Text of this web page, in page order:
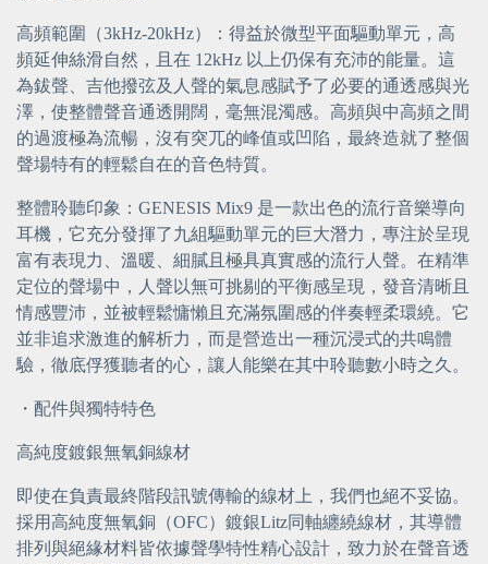
高頻範圍（3kHz-20kHz）：得益於微型平面驅動單元，高
頻延伸絲滑自然，且在 12kHz 以上仍保有充沛的能量。這
為鈸聲、吉他撥弦及人聲的氣息感賦予了必要的通透感與光
澤，使整體聲音通透開闊，毫無混濁感。高頻與中高頻之間
的過渡極為流暢，沒有突兀的峰值或凹陷，最終造就了整個
聲場特有的輕鬆自在的音色特質。
整體聆聽印象：GENESIS Mix9 是一款出色的流行音樂導向
耳機，它充分發揮了九組驅動單元的巨大潛力，專注於呈現
富有表現力、溫暖、細膩且極具真實感的流行人聲。在精準
定位的聲場中，人聲以無可挑剔的平衡感呈現，發音清晰且
情感豐沛，並被輕鬆慵懶且充滿氛圍感的伴奏輕柔環繞。它
並非追求激進的解析力，而是營造出一種沉浸式的共鳴體
驗，徹底俘獲聽者的心，讓人能樂在其中聆聽數小時之久。
・ 配件與獨特特色
高純度鍍銀無氧銅線材
即使在負責最終階段訊號傳輸的線材上，我們也絕不妥協。
採用高純度無氧銅（OFC）鍍銀Litz同軸纏繞線材，其導體
排列與絕緣材料皆依據聲學特性精心設計，致力於在聲音透